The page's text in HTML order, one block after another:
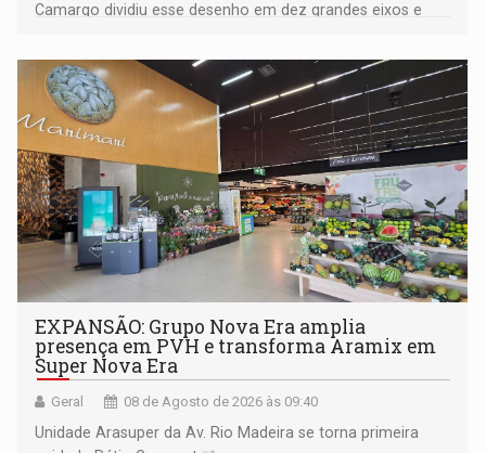
Camargo dividiu esse desenho em dez grandes eixos e
EXPANSÃO: Grupo Nova Era amplia
presença em PVH e transforma Aramix em
Super Nova Era
Geral 08 de Agosto de 2026 às 09:40
Unidade Arasuper da Av. Rio Madeira se torna primeira